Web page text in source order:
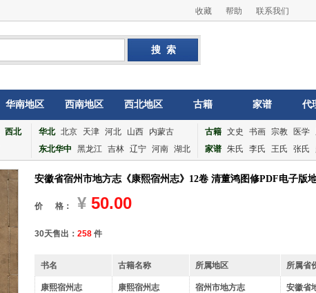
收藏 帮助 联系我们
华南地区 西南地区 西北地区 古籍 家谱 代
西北
华北 北京 天津 河北 山西
内蒙古
东北华中
黑龙江 吉林 辽宁 河南 湖北
古籍 文史 书画 宗教 医学
家谱 朱氏 李氏 王氏 张氏
安徽省宿州市地方志《康熙宿州志》12卷 清董鸿图修PDF电子版
价 格： ¥ 50.00
30天售出： 258 件
书名 古籍名称 所属地区 所属省
康熙宿州志 康熙宿州志 宿州市地方志 安徽省